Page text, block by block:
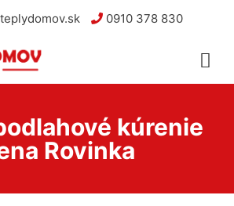
0910 378 830
kúrenie
Rovinka